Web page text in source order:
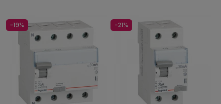
-19% -21%